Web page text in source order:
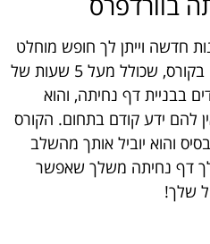
חדשה וייתן לך חופש מוחלט
בבניית דף/דפי הנחיתה שלך! בקורס, שכולל מעל 5 שעות של
בבניית דף נחיתה, והוא
להם ידע קודם בתחום. הקורס
והוא יוביל אותך מהשלב
דף נחיתה משלך שאפשר
שלך!